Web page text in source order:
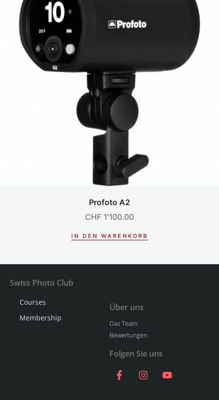
Profoto A2
CHF 1'100.00
IN DEN WARENKORB
Swiss Photo Club
Courses
Membership
Über uns
Das Team
Bewertungen
Folgen Sie uns